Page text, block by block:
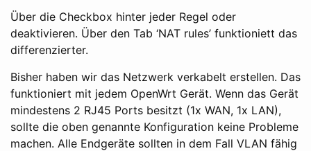
Über die Checkbox hinter jeder Regel oder
deaktivieren. Über den Tab ‘NAT rules’ funktioniett das
differenzierter.
Bisher haben wir das Netzwerk verkabelt erstellen. Das
funktioniert mit jedem OpenWrt Gerät. Wenn das Gerät
mindestens 2 RJ45 Ports besitzt (1x WAN, 1x LAN),
sollte die oben genannte Konfiguration keine Probleme
machen. Alle Endgeräte sollten in dem Fall VLAN fähig